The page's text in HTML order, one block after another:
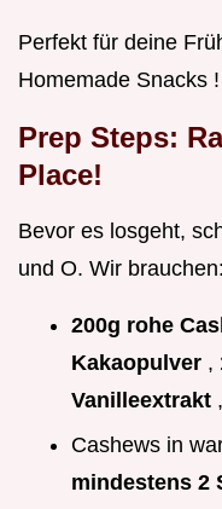
Perfekt für deine
Homemade Snacks !
Prep Steps:
Place!
Bevor es losgeht,
und O. Wir brauchen:
200g rohe
Kakaopulver ,
Vanilleextrakt
Cashews in
mindestens 2